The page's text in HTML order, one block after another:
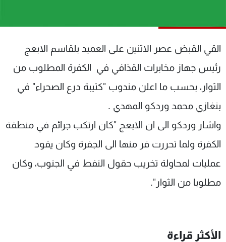
القي القبض عصر الاثنين على العميد بلقاسم الابعج
رئيس جهاز مخابرات القذافي في الكفرة المطلوب من
الثوار، بحسب ما اعلن مندوب "كتيبة درع الصحراء" في
بنغازي محمد وردكو المهدي .
واشار وردكو الى ان الابعج "كان ارتكب جرائم في منطقة
الكفرة ولما تحررت فر منها الى الجفرة وكان يقود
عمليات لمحاولة تخريب حقول النفط في الجنوب، وكان
مطلوبا من الثوار".
الأكثر قراءة
الترددات
الإنـتـاج
لاعلاناتكم
تواصل معنا
سياسة الخصوصية